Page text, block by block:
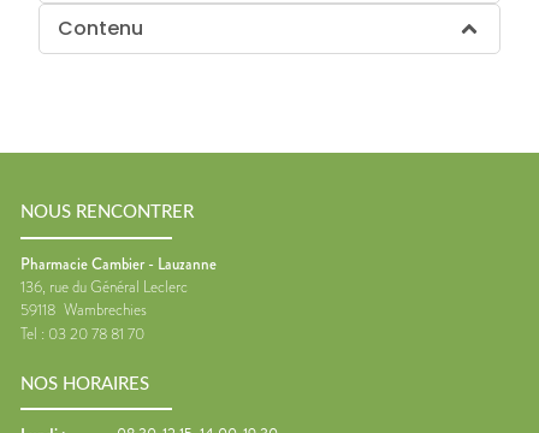
Contenu
NOUS RENCONTRER
Pharmacie Cambier - Lauzanne
136, rue du Général Leclerc
59118 Wambrechies
Tel : 03 20 78 81 70
NOS HORAIRES